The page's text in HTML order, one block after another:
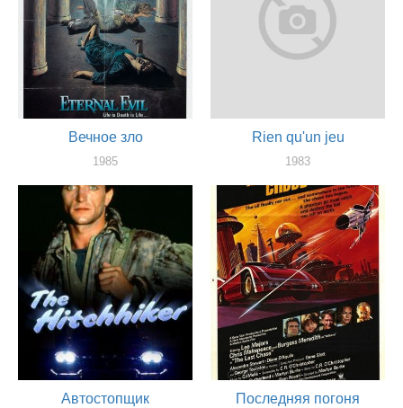
Вечное зло
1985
Rien qu'un jeu
1983
Автостопщик Последняя погоня